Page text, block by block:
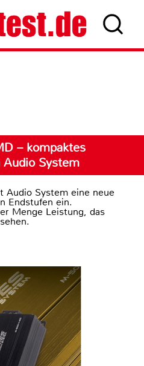
– kompaktes
System
System eine neue
Endstufen ein.
Menge Leistung, das